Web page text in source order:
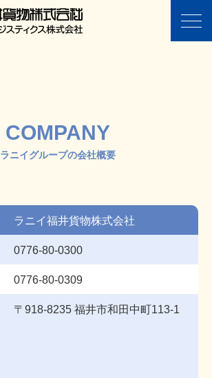
COMPANY
ラニイグループの会社概要
ラニイ福井貨物株式会社
0776-80-0300
0776-80-0309
〒918-8235 福井市和田中町113-1